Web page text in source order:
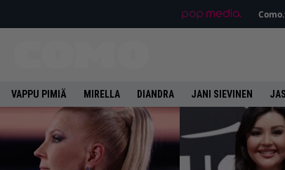
VAPPU PIMIÄ MIRELLA DIANDRA JANI SIEVINEN